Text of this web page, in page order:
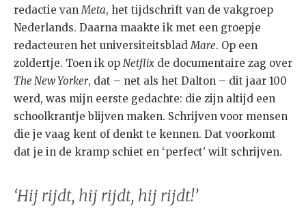
redactie vanMeta, het tijdschrift van de vakgroep
Nederlands. Daarna maakte ik met een groepje
redacteuren het universiteitsbladMare. Op een
zoldertje. Toen ik op Netflix de documentaire zag over
The New Yorker, dat – net als het Dalton – dit jaar 100
werd, was mijn eerste gedachte: die zijn altijd een
schoolkrantje blijven maken. Schrijven voor mensen
die je vaag kent of denkt te kennen. Dat voorkomt
dat je in de kramp schiet en ‘perfect’ wilt schrijven.
‘Hij rijdt, hij rijdt, hij rijdt!’